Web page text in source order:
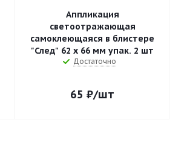
Аппликация
светоотражающая
самоклеющаяся в блистере
"След" 62 х 66 мм упак. 2 шт
Достаточно
65 ₽/шт